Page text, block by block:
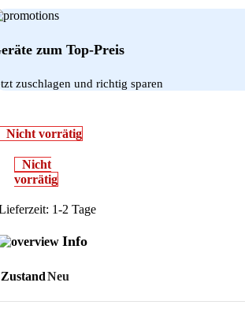
zum Top-Preis
zuschlagen und richtig sparen
Nicht vorrätig
Nicht
vorrätig
1-2 Tage
Info
ZustandNeu